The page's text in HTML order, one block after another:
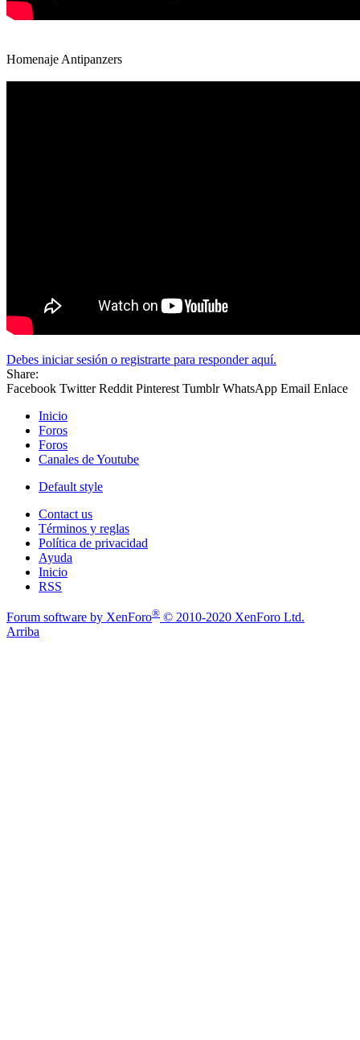
Homenaje Antipanzers
Debes iniciar sesión o registrarte para responder aquí.
Share:
Facebook Twitter Reddit Pinterest Tumblr WhatsApp Email Enlace
Inicio
Foros
Foros
Canales de Youtube
Default style
Contact us
Términos y reglas
Política de privacidad
Ayuda
Inicio
RSS
Forum software by XenForo® © 2010-2020 XenForo Ltd.
Arriba